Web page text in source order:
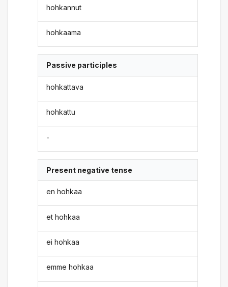
hohkannut
hohkaama
Passive participles
hohkattava
hohkattu
-
Present negative tense
en hohkaa
et hohkaa
ei hohkaa
emme hohkaa